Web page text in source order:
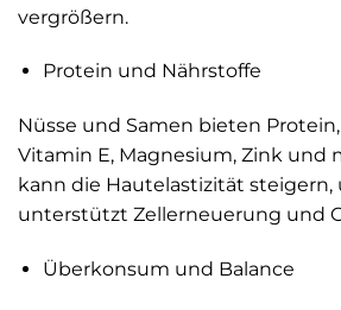
vergrößern.
Protein und Nährstoffe
Nüsse und Samen bieten
Vitamin E, Magnesium, Zink und
kann die Hautelastizität steigern,
unterstützt Zell­er­neuerung und
Überkonsum und Balance